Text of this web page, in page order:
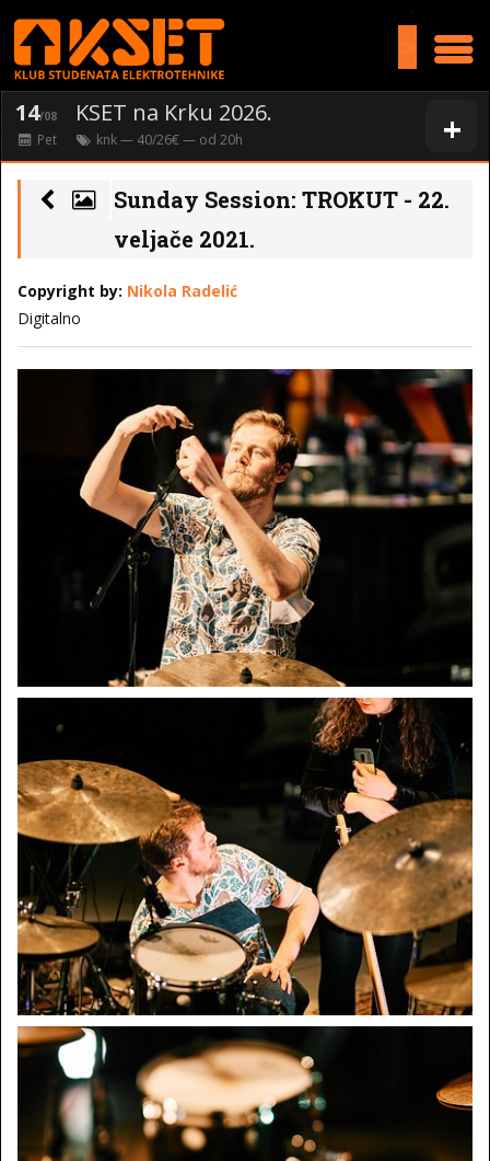
+
14/08 KSET na Krku 2026.
Pet knk— 40/26€ — od 20h
Sunday Session: TROKUT - 22.
veljače 2021.
Copyright by: Nikola Radelić
Digitalno